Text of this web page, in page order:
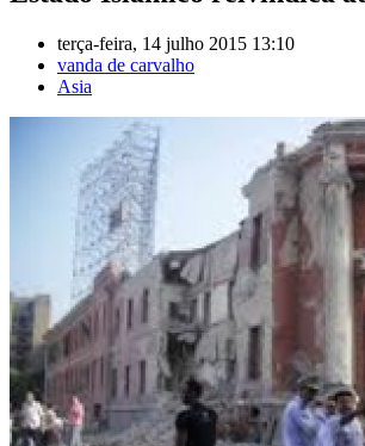
terça-feira, 14 julho 2015 13:10
vanda de carvalho
Asia